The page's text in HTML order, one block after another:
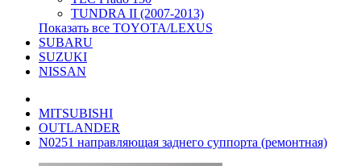
TUNDRA II (2007-2013)
Показать все TOYOTA/LEXUS
SUBARU
SUZUKI
NISSAN
MITSUBISHI
OUTLANDER
N0251 направляющая заднего суппорта (ремонтная)